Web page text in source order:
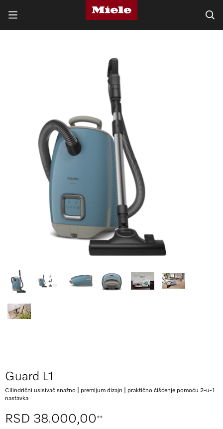
Guard L1
Cilindrični usisivač snažno | premijum dizajn | praktično čišćenje pomoću 2-u-1
nastavka
RSD 38.000,00**